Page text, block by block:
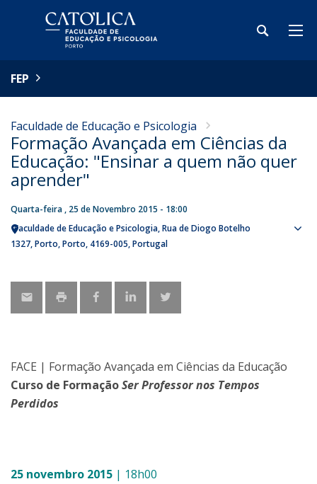
FEP
Faculdade de Educação e Psicologia
Formação Avançada em Ciências da
Educação: "Ensinar a quem não quer
aprender"
Quarta-feira , 25 de Novembro 2015 - 18:00
Faculdade de Educação e Psicologia Rua de Diogo Botelho
1327 Porto Porto 4169-005 Portugal
FACE | Formação Avançada em Ciências da Educação
Curso de FormaçãoSer Professor nos Tempos
Perdidos
25 novembro 2015 | 18h00